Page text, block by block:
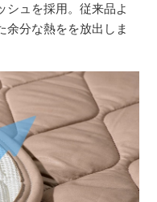
シュを採用。従来品よ
余分な熱をを放出しま